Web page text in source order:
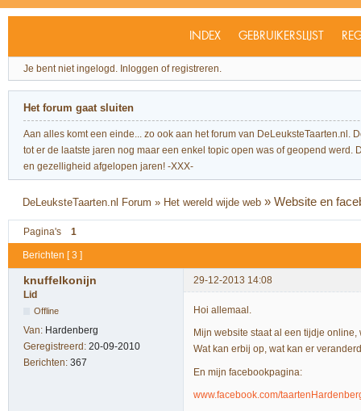
INDEX GEBRUIKERSLIJST
Je bent niet ingelogd. Inloggen of registreren.
Het forum gaat sluiten
Aan alles komt een einde... zo ook aan het forum van
tot er de laatste jaren nog maar een enkel topic open was of geopend
en gezelligheid afgelopen jaren! -XXX-
DeLeuksteTaarten.nl Forum » Het wereld wijde web »Website en
Pagina's 1
Berichten [ 3 ]
knuffelkonijn
29-12-2013 14:08
Lid
Offline
Van: Hardenberg
Geregistreerd: 20-09-2010
Berichten: 367
Hoi allemaal.
Mijn website staat al een tijdje
Wat kan erbij op, wat kan er
En mijn facebookpagina:
www.facebook.com/